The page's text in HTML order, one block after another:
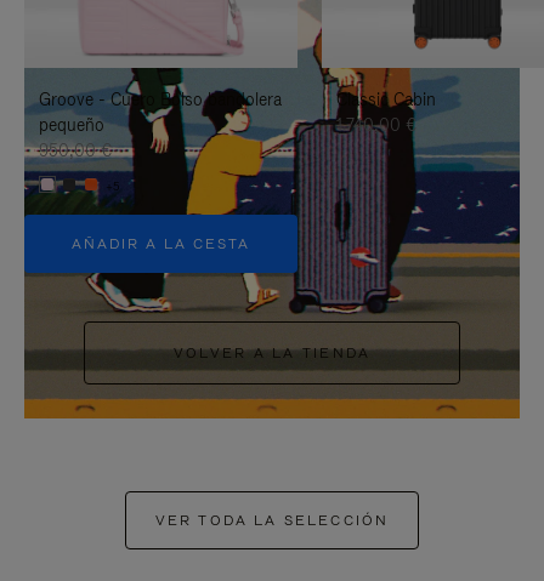
PAUSARLO.
PULSE
PARA
ACTIVARLO.
Groove - Cuero Bolso bandolera
pequeño
950,00 €
+5
AÑADIR A LA CESTA
Classic Cabin
1.740,00 €
VOLVER A LA TIENDA
VER TODA LA SELECCIÓN